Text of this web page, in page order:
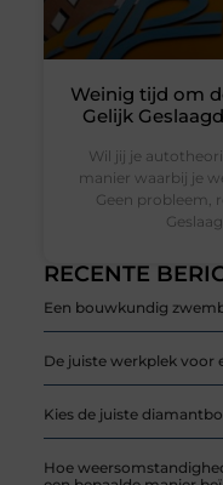
RECENTE
Een bouwkundig
De juiste werkplek voor
Kies de juiste
Hoe
Weinig tijd om
Gelijk
Wil jij je
manier waarbij je
Geen probleem,